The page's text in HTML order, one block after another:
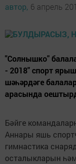
автор, 6 апрель
"Солнышко"
- 2018" спорт
шәһәрдәге
арасында
Бәйге
Аннары яшь
гимнастика
осталыкларын